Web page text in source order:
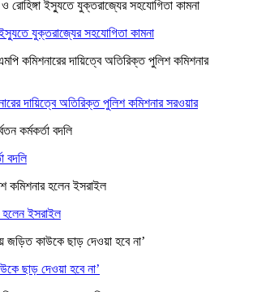
যুক্তরাজ্যের সহযোগিতা কামনা
দায়িত্বে অতিরিক্ত পুলিশ কমিশনার সরওয়ার
বদলি
হলেন ইসরাইল
ছাড় দেওয়া হবে না’